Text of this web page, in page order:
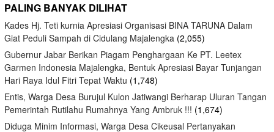
PALING BANYAK DILIHAT
Kades Hj. Teti kurnia Apresiasi Organisasi BINA TARUNA Dalam
Giat Peduli Sampah di Cidulang Majalengka (2,055)
Gubernur Jabar Berikan Piagam Penghargaan Ke PT. Leetex
Garmen Indonesia Majalengka, Bentuk Apresiasi Bayar Tunjangan
Hari Raya Idul Fitri Tepat Waktu (1,748)
Entis, Warga Desa Burujul Kulon Jatiwangi Berharap Uluran Tangan
Pemerintah Rutilahu Rumahnya Yang Ambruk !!! (1,674)
Diduga Minim Informasi, Warga Desa Cikeusal Pertanyakan